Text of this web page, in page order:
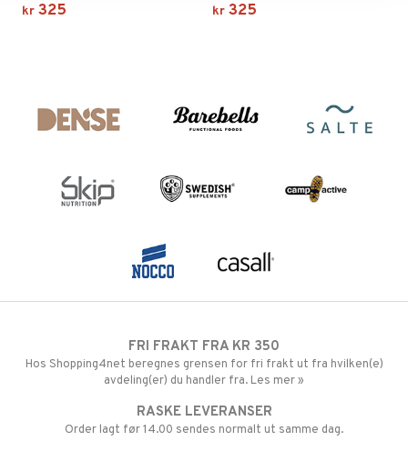
kr 325 kr 325
FRI FRAKT FRA KR 350
Hos Shopping4net beregnes grensen for fri frakt ut fra hvilken(e)
avdeling(er) du handler fra. Les mer »
RASKE LEVERANSER
Order lagt før 14.00 sendes normalt ut samme dag.